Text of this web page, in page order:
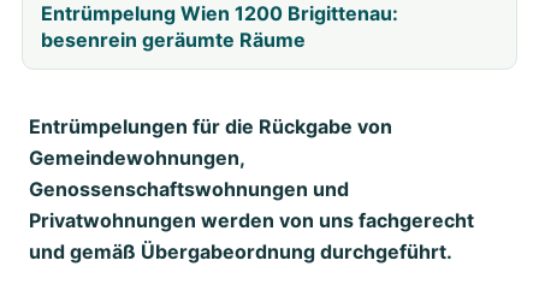
Entrümpelung Wien 1200 Brigittenau:
besenrein geräumte Räume
Entrümpelungen für die Rückgabe von
Gemeindewohnungen,
Genossenschaftswohnungen und
Privatwohnungen werden von uns fachgerecht
und gemäß Übergabeordnung durchgeführt.